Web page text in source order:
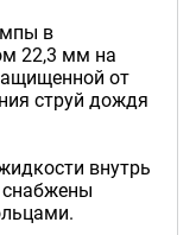
в
22,3 мм на
от
струй дождя
внутрь